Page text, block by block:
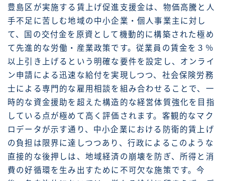
豊島区が実施する賃上げ促進支援金は、物価高騰と人
手不足に苦しむ地域の中小企業・個人事業主に対し
て、国の交付金を原資として機動的に構築された極め
て先進的な労働・産業政策です。従業員の賃金を３％
以上引き上げるという明確な要件を設定し、オンライ
ン申請による迅速な給付を実現しつつ、社会保険労務
士による専門的な雇用相談を組み合わせることで、一
時的な資金援助を超えた構造的な経営体質強化を目指
している点が極めて高く評価されます。客観的なマク
ロデータが示す通り、中小企業における防衛的賃上げ
の負担は限界に達しつつあり、行政によるこのような
直接的な後押しは、地域経済の崩壊を防ぎ、所得と消
費の好循環を生み出すために不可欠な施策です。今